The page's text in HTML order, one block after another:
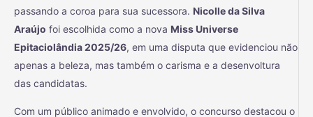
passando a coroa para sua sucessora. Nicolle da Silva
Araújo foi escolhida como a nova Miss Universe
Epitaciolândia 2025/26, em uma disputa que evidenciou não
apenas a beleza, mas também o carisma e a desenvoltura
das candidatas.
Com um público animado e envolvido, o concurso destacou o